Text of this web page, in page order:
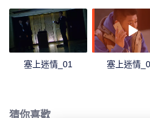
塞上迷情_01 塞上迷情
猜你喜歡